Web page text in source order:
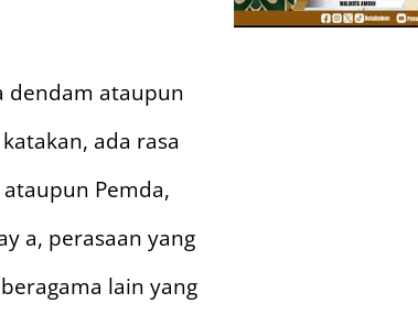
dendam ataupun
ada rasa
Pemda,
a, perasaan yang
lain yang